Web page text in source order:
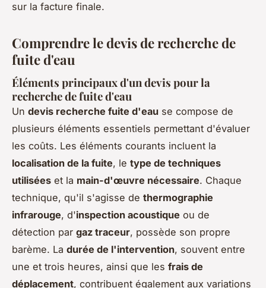
sur la facture finale.
Comprendre le devis de recherche de
fuite d'eau
Éléments principaux d'un devis pour la
recherche de fuite d'eau
Un devis recherche fuite d'eau se compose de
plusieurs éléments essentiels permettant d'évaluer
les coûts. Les éléments courants incluent la
localisation de la fuite, le type de techniques
utilisées et la main-d'œuvre nécessaire. Chaque
technique, qu'il s'agisse de thermographie
infrarouge, d'inspection acoustique ou de
détection par gaz traceur, possède son propre
barème. La durée de l'intervention, souvent entre
une et trois heures, ainsi que les frais de
déplacement, contribuent également aux variations